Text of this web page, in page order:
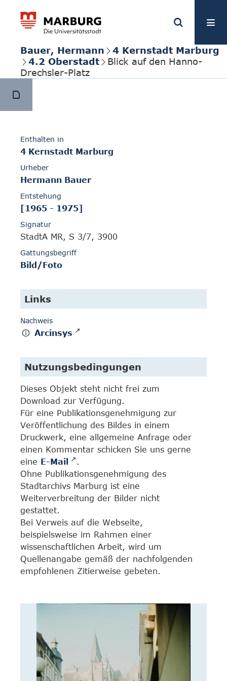
Bauer, Hermann
4 Kernstadt Marburg
4.2 Oberstadt
Blick auf den Hanno-
Drechsler-Platz
Enthalten in
4 Kernstadt Marburg
Urheber
Hermann Bauer
Entstehung
[1965 - 1975]
Signatur
StadtA MR, S 3/7, 3900
Gattungsbegriff
Bild/Foto
Links
Nachweis
Arcinsys
Nutzungsbedingungen
Dieses Objekt steht nicht frei zum
Download zur Verfügung.
Für eine Publikationsgenehmigung zur
Veröffentlichung des Bildes in einem
Druckwerk, eine allgemeine Anfrage oder
einen Kommentar schicken Sie uns gerne
eine E-Mail
.
Ohne Publikationsgenehmigung des
Stadtarchivs Marburg ist eine
Weiterverbreitung der Bilder nicht
gestattet.
Bei Verweis auf die Webseite,
beispielsweise im Rahmen einer
wissenschaftlichen Arbeit, wird um
Quellenangabe gemäß der nachfolgenden
empfohlenen Zitierweise gebeten.